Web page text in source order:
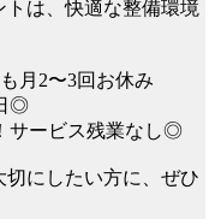
は、快適な整備環境
月2〜3回お休み
◎
サービス残業なし◎
にしたい方に、ぜひ